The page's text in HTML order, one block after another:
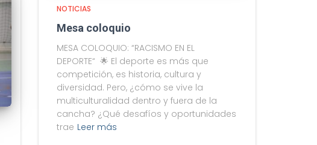
NOTICIAS
Mesa coloquio
MESA COLOQUIO: “RACISMO EN EL
DEPORTE“ 🌟 El deporte es más que
competición, es historia, cultura y
diversidad. Pero, ¿cómo se vive la
multiculturalidad dentro y fuera de la
cancha? ¿Qué desafíos y oportunidades
trae Leer más